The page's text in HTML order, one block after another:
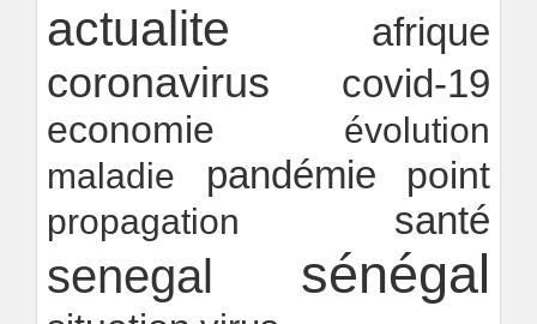
innovation
24/07/2026 -Ndakhté M. GAYE
actualite afrique
coronavirus covid-19
economie
évolution
maladie
pandémie point
propagation santé
senegal sénégal